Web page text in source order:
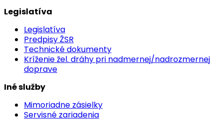
Legislatíva
Legislatíva
Predpisy ŽSR
Technické dokumenty
Kríženie žel. dráhy pri nadmernej/nadrozmernej
doprave
Iné služby
Mimoriadne zásielky
Servisné zariadenia